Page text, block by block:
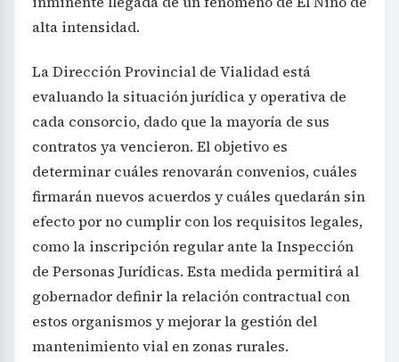
alta intensidad.
La Dirección Provincial de Vialidad está
evaluando la situación jurídica y operativa de
cada consorcio, dado que la mayoría de sus
contratos ya vencieron. El objetivo es
determinar cuáles renovarán convenios, cuáles
firmarán nuevos acuerdos y cuáles quedarán sin
efecto por no cumplir con los requisitos legales,
como la inscripción regular ante la Inspección
de Personas Jurídicas. Esta medida permitirá al
gobernador definir la relación contractual con
estos organismos y mejorar la gestión del
mantenimiento vial en zonas rurales.